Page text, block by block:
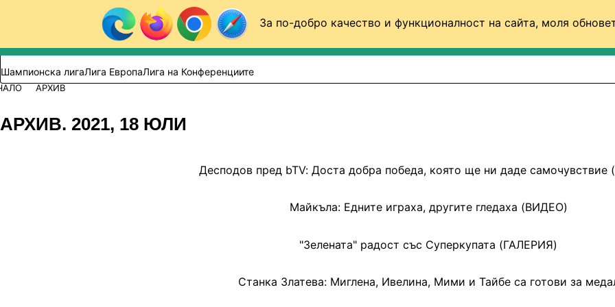
За по-добро качество и функционалност на сайта, моля
Към съдържанието
Търси в сайта
ВИДЕО ФУТБОЛ (БГ)
Шампионска лигаЛига ЕвропаЛига на Конференциите
АРХИВ
АРХИВ. 2021, 18 ЮЛИ
Десподов пред bTV: Доста добра победа, която ще ни даде самочувствие
Майкъла: Едните играха, другите гледаха (ВИДЕО)
"Зелената" радост със Суперкупата (ГАЛЕРИЯ)
Станка Златева: Миглена, Ивелина, Мими и Тайбе са готови за